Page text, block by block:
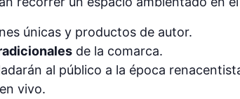
únicas y productos de autor.
de la comarca.
al público a la época
en vivo.